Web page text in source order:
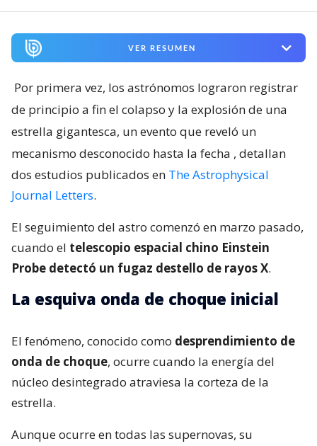
VER RESUMEN
Por primera vez, los astrónomos lograron registrar
de principio a fin el colapso y la explosión de una
estrella gigantesca, un evento que reveló un
mecanismo desconocido hasta la fecha , detallan
dos estudios publicados en The Astrophysical
Journal Letters.
El seguimiento del astro comenzó en marzo pasado,
cuando el telescopio espacial chino Einstein
Probe detectó un fugaz destello de rayos X.
La esquiva onda de choque inicial
El fenómeno, conocido como desprendimiento de
onda de choque, ocurre cuando la energía del
núcleo desintegrado atraviesa la corteza de la
estrella.
Aunque ocurre en todas las supernovas, su